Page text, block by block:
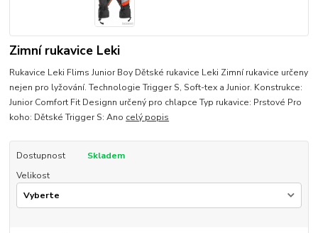
Zimní rukavice Leki
Rukavice Leki Flims Junior Boy Dětské rukavice Leki Zimní rukavice určeny
nejen pro lyžování. Technologie Trigger S, Soft-tex a Junior. Konstrukce:
Junior Comfort Fit Designn určený pro chlapce Typ rukavice: Prstové Pro
koho: Dětské Trigger S: Ano celý popis
Dostupnost
Skladem
Velikost